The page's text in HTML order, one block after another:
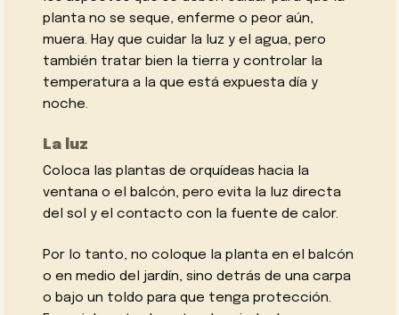
planta no se seque, enferme o peor aún,
muera. Hay que cuidar la luz y el agua, pero
también tratar bien la tierra y controlar la
temperatura a la que está expuesta día y
noche.
La luz
Coloca las plantas de orquídeas hacia la
ventana o el balcón, pero evita la luz directa
del sol y el contacto con la fuente de calor.
Por lo tanto, no coloque la planta en el balcón
o en medio del jardín, sino detrás de una carpa
o bajo un toldo para que tenga protección.